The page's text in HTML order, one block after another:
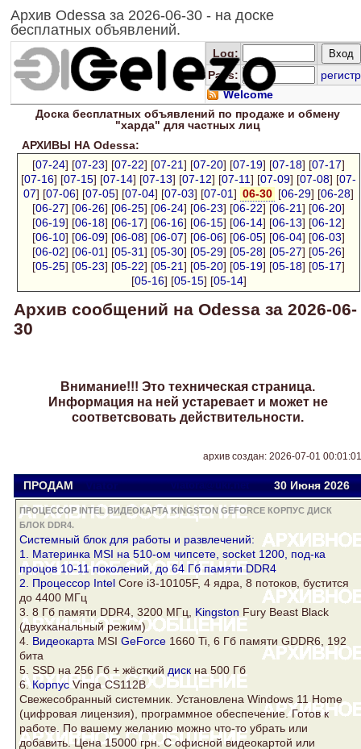
Архив Odessa за 2026-06-30 - на доске
бесплатных объявлений.
Log:
Pass:
регистр
Welcome
Доска бесплатныхобъявлений по продаже и обмену
"харда" для частных лиц
АРХИВЫ НА Odessa:
[07-24] [07-23] [07-22] [07-21] [07-20] [07-19] [07-18] [07-17]
[07-16] [07-15] [07-14] [07-13] [07-12] [07-11] [07-09] [07-08] [07-
07] [07-06] [07-05] [07-04] [07-03] [07-01] 06-30 [06-29] [06-28]
[06-27] [06-26] [06-25] [06-24] [06-23] [06-22] [06-21] [06-20]
[06-19] [06-18] [06-17] [06-16] [06-15] [06-14] [06-13] [06-12]
[06-10] [06-09] [06-08] [06-07] [06-06] [06-05] [06-04] [06-03]
[06-02] [06-01] [05-31] [05-30] [05-29] [05-28] [05-27] [05-26]
[05-25] [05-23] [05-22] [05-21] [05-20] [05-19] [05-18] [05-17]
[05-16] [05-15] [05-14]
Архив сообщений на Odessa за 2026-06-
30
Внимание!!! Это техническая страница.
Информация на ней устаревает и может не
соответсвовать действительности.
архив создан: 2026-07-01 00:01:01
ПРОДАМ Viator viatora@ukr.net 30 Июня 2026
ПРОЦЕССОР INTEL ВИДЕОКАРТА KINGSTON GEFORCE КОРПУС ДИСК
БЛОК DDR4.
Системный блок для работы и развлечений:
1. Материнка MSI на 510-ом чипсете, socket 1200, под-ка
процов 10-11 поколений, до 64 Гб памятиDDR4
2. Процессор Intel Core i3-10105F, 4 ядра, 8 потоков, бустится
до 4400 МГц
3. 8 Гб памяти DDR4 , 3200 МГц, Kingston Fury Beast Black
(двухканальный режим)
4. Видеокарта MSI GeForce 1660 Ti, 6 Гб памяти GDDR6, 192
бита
5. SSD на 256 Гб + жёсткий диск на 500 Гб
6.Корпус Vinga CS112B
Свежесобранный системник. Установлена Windows 11 Home
(цифровая лицензия), программное обеспечение. Готов к
работе. По вашему желанию можно что-то убрать или
добавить. Цена 15000 грн. С офисной видеокартой или